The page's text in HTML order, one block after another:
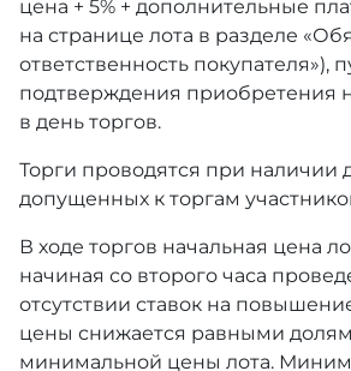
цена + 5% + дополнительные
на странице лота в разделе
ответственность покупателя»),
подтверждения приобретения
в день торгов.
Торги проводятся при наличии
допущенных к торгам
В ходе торгов начальная цена
начиная со второго часа
отсутствии ставок на
цены снижается равными
минимальной цены лота.